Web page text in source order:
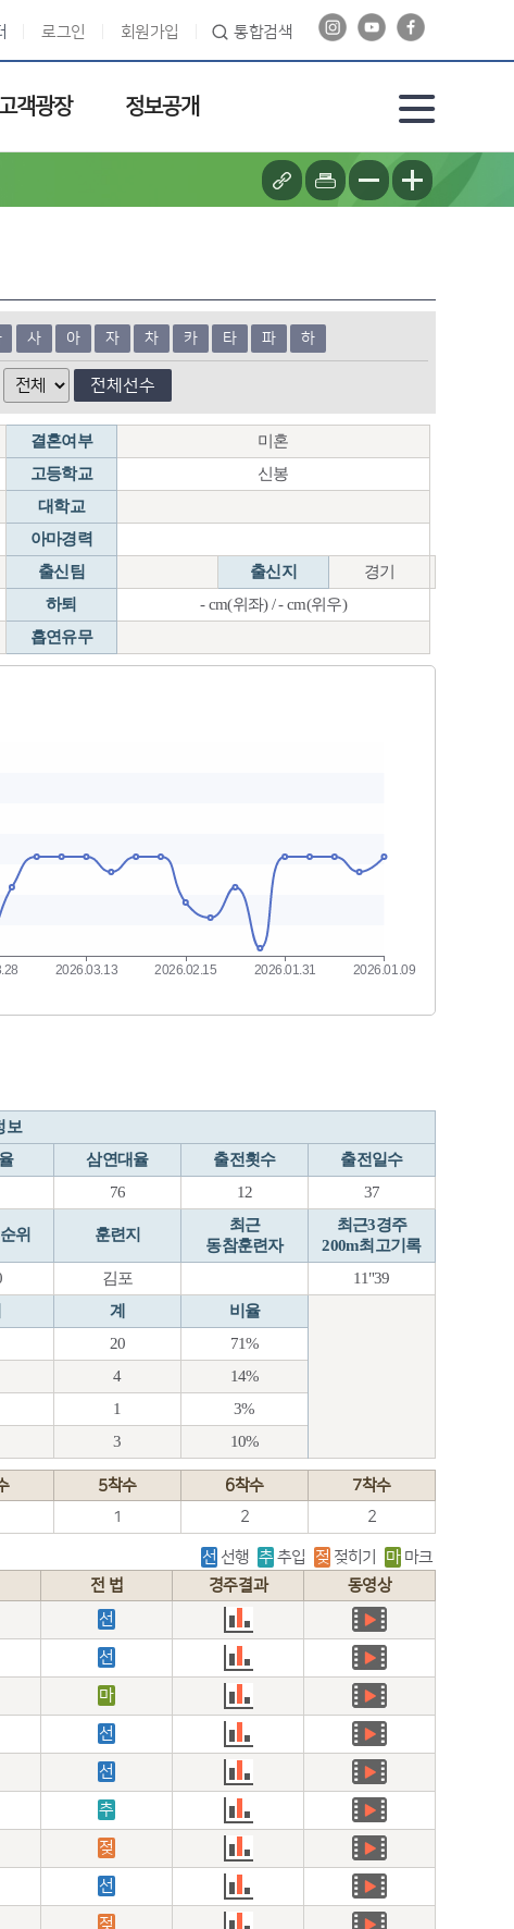
로그인 회원가입 통합검색
객광장 정보공개
사 아 자 차 카 타 파 하
전체선수
결혼여부
미혼
고등학교
신봉
대학교
아마경력
출신팀 출신지
경기
하퇴
- cm(위좌) / - cm(위우)
흡연유무
보
삼연대율 출전횟수
출전일수
76 12
37
위 훈련지
최근
동참훈련자
최근3경주
200m최고기록
김포 11"39
계
비율
20
71%
4
14%
1
3%
3 10%
5착수 6착수
7착수
1 2 2
선 선행 추 추입 젖 젖히기 마 마크
전 법 경주결과
동영상
선
선
마
선
선
추
젖
선
젖